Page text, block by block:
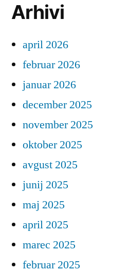
Arhivi
april 2026
februar 2026
januar 2026
december 2025
november 2025
oktober 2025
avgust 2025
junij 2025
maj 2025
april 2025
marec 2025
februar 2025